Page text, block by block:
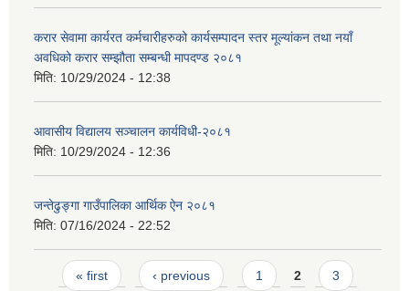
करार सेवामा कार्यरत कर्मचारीहरुको कार्यसम्पादन स्तर मूल्यांकन तथा नयाँ
अवधिको करार सम्झौता सम्बन्धी मापदण्ड २०८१
मिति: 10/29/2024 - 12:38
आवासीय विद्यालय सञ्चालन कार्यविधी-२०८१
मिति: 10/29/2024 - 12:36
जन्तेढुङ्गा गाउँपालिका आर्थिक ऐन २०८१
मिति: 07/16/2024 - 22:52
Pages
« first ‹ previous 1 2 3